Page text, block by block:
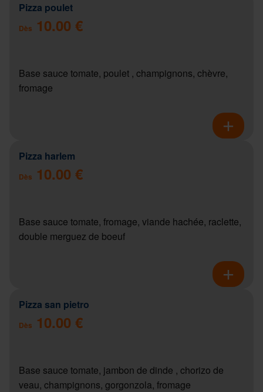
Pizza poulet
Dès 10.00 €
Base sauce tomate, poulet , champignons, chèvre,
fromage
Pizza harlem
Dès 10.00 €
Base sauce tomate, fromage, viande hachée, raclette,
double merguez de boeuf
Pizza san pietro
Dès 10.00 €
Base sauce tomate, jambon de dinde , chorizo de
veau, champignons, gorgonzola, fromage